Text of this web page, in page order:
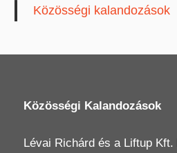
Közösségi kalandozások
Közösségi Kalandozások
Lévai Richárd és a Liftup Kft.